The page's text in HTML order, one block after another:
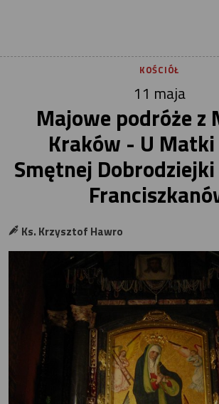
KOŚCIÓŁ
11 maja
Majowe podróże z
Kraków - U Matki
Smętnej
Ks. Krzysztof Hawro